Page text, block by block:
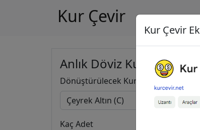
Kur Çevir
Anlık Döviz Kuru
Dönüştürülecek Kur
Kaç Adet
Kur Çevir